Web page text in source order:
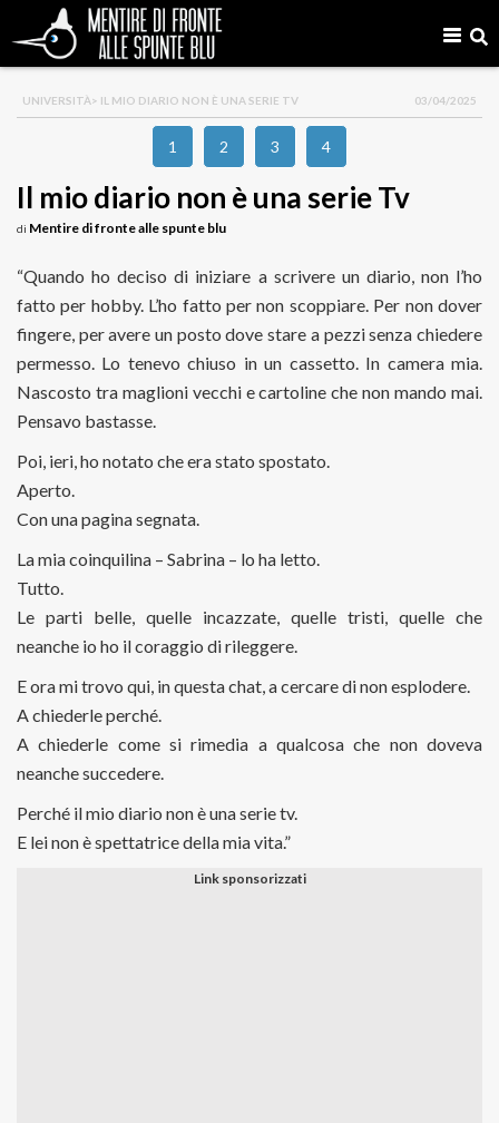
UNIVERSITÀ> IL MIO DIARIO NON È UNA SERIE TV 03/04/2025
1 2 3 4
Il mio diario non è una serie Tv
di Mentire di fronte alle spunte blu
“Quando ho deciso di iniziare a scrivere un diario, non l’ho
fatto per hobby. L’ho fatto per non scoppiare. Per non dover
fingere, per avere un posto dove stare a pezzi senza chiedere
permesso. Lo tenevo chiuso in un cassetto. In camera mia.
Nascosto tra maglioni vecchi e cartoline che non mando mai.
Pensavo bastasse.
Poi, ieri, ho notato che era stato spostato.
Aperto.
Con una pagina segnata.
La mia coinquilina – Sabrina – lo ha letto.
Tutto.
Le parti belle, quelle incazzate, quelle tristi, quelle che
neanche io ho il coraggio di rileggere.
E ora mi trovo qui, in questa chat, a cercare di non esplodere.
A chiederle perché.
A chiederle come si rimedia a qualcosa che non doveva
neanche succedere.
Perché il mio diario non è una serie tv.
E lei non è spettatrice della mia vita.”